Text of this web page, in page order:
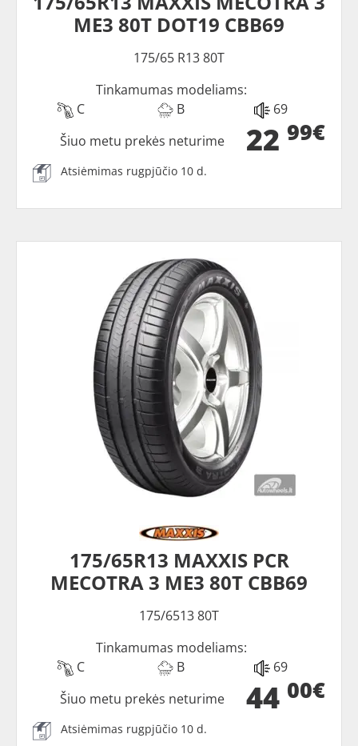
ME3 80T DOT19 CBB69
175/65 R13 80T
Tinkamumas modeliams:
C
B 69
22 99€
Šiuo metu prekės neturime
Atsiėmimas rugpjūčio 10 d.
175/65R13 MAXXIS PCR
MECOTRA 3 ME3 80T CBB69
175/6513 80T
Tinkamumas modeliams:
C
B 69
44 00€
Šiuo metu prekės neturime
Atsiėmimas rugpjūčio 10 d.